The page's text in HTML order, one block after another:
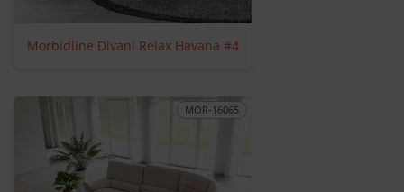
Morbidline Divani Relax Havana #4
MOR-16065